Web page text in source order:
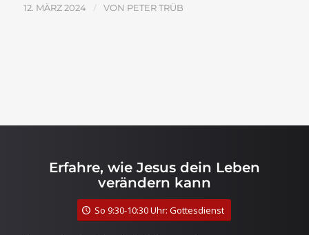
12. MÄRZ 2024 / VON PETER TRÜB
Erfahre, wie Jesus dein Leben
verändern kann
So 9:30-10:30 Uhr: Gottesdienst